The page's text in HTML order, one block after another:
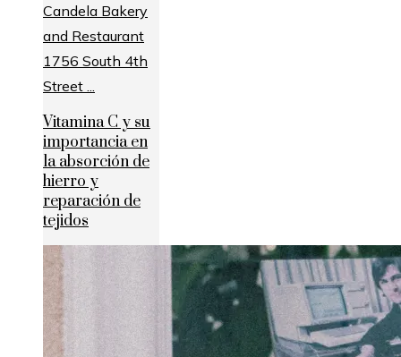
Vitamina C y su
importancia en
la absorción de
hierro y
reparación de
tejidos